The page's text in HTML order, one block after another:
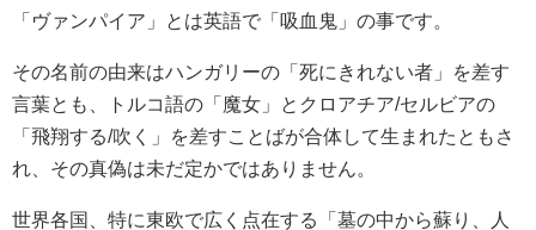
「ヴァンパイア」とは英語で「吸血鬼」の事です。
その名前の由来はハンガリーの「死にきれない者」を差す
言葉とも、トルコ語の「魔女」とクロアチア/セルビアの
「飛翔する/吹く」を差すことばが合体して生まれたともさ
れ、その真偽は未だ定かではありません。
世界各国、特に東欧で広く点在する「墓の中から蘇り、人